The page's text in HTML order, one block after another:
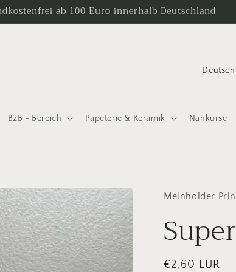
ab 100 Euro innerhalb Deutschland
B2B - Bereich Papeterie & Keramik Nähkurse
L
n
d
e
g
i
o
Meinholder
Normaler
€2,60 EUR